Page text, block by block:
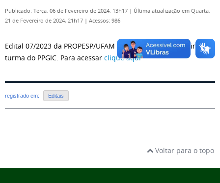
Publicado: Terça, 06 de Fevereiro de 2024, 13h17 | Última atualização em Quarta,
21 de Fevereiro de 2024, 21h17 | Acessos: 986
Edital 07/2023 da PROPESP/UFAM para seleção da primeira
turma do PPGIC. Para acessar clique aqui
registrado em: Editais
Voltar para o topo